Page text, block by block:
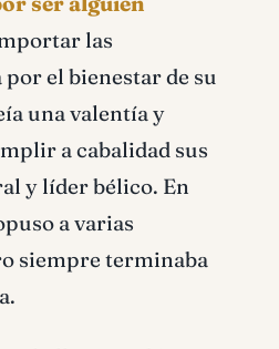
las
el bienestar de su
una valentía y
a cabalidad sus
y líder bélico. En
a varias
siempre terminaba